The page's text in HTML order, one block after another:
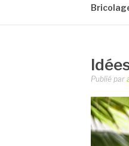
Publié par